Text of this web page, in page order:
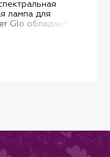
лампа для
Glo обладает
интенсивности
оттенком.
использовать
Glo, Life-Glo